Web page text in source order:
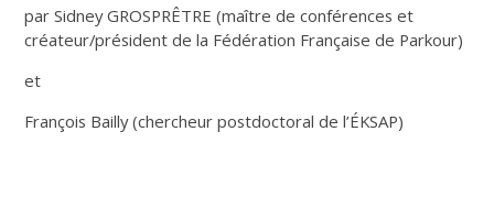
par Sidney GROSPRÊTRE (maître de conférences et
créateur/président de la Fédération Française de Parkour)
et
François Bailly (chercheur postdoctoral de l’ÉKSAP)